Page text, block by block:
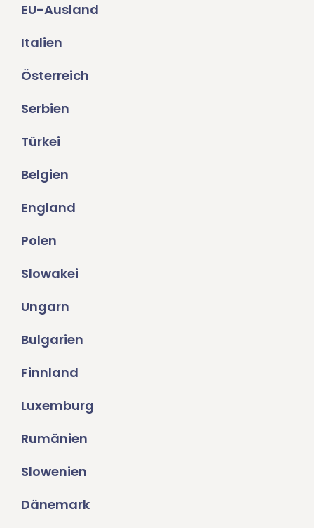
EU-Ausland
Italien
Österreich
Serbien
Türkei
Belgien
England
Polen
Slowakei
Ungarn
Bulgarien
Finnland
Luxemburg
Rumänien
Slowenien
Dänemark